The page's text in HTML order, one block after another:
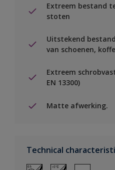
Extreem bestand
stoten
Uitstekend
van schoenen,
Extreem
EN 13300)
Matte afwerking.
Technical